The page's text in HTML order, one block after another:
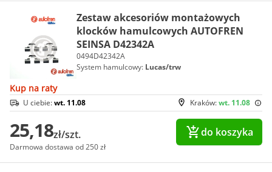
Zestaw akcesoriów montażowych
klocków hamulcowych AUTOFREN
SEINSA D42342A
0494D42342A
System hamulcowy: Lucas/trw
Kup na raty
Kraków:wt. 11.08
U ciebie:wt. 11.08
25,18zł/szt.
Darmowa dostawa od 250 zł
do koszyka